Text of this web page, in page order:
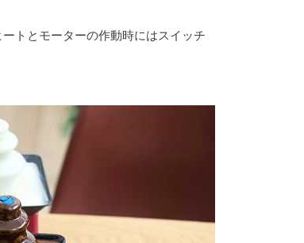
トとモーターの作動時にはスイッチ